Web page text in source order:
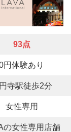
93点
円体験あり
寺駅徒歩2分
女性専用
の女性専用店舗